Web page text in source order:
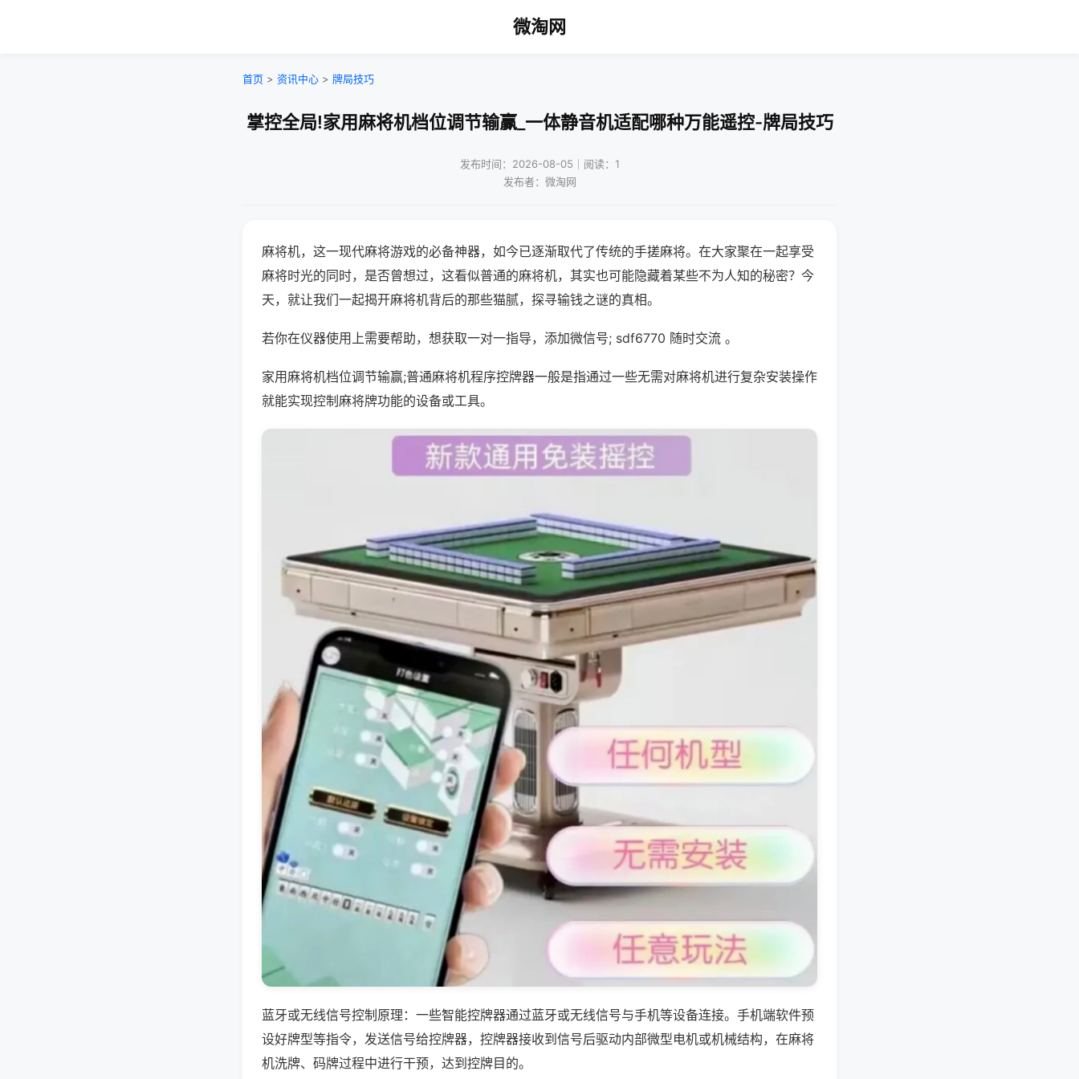
微淘网
首页 > 资讯中心 > 牌局技巧
掌控全局!家用麻将机档位调节输赢_一体静音机适配哪种万能遥控-牌局技巧
发布时间：2026-08-05｜阅读：1
发布者：微淘网
麻将机，这一现代麻将游戏的必备神器，如今已逐渐取代了传统的手搓麻将。在大家聚在一起享受
麻将时光的同时，是否曾想过，这看似普通的麻将机，其实也可能隐藏着某些不为人知的秘密？今
天，就让我们一起揭开麻将机背后的那些猫腻，探寻输钱之谜的真相。
若你在仪器使用上需要帮助，想获取一对一指导，添加微信号; sdf6770 随时交流 。
家用麻将机档位调节输赢;普通麻将机程序控牌器一般是指通过一些无需对麻将机进行复杂安装操作
就能实现控制麻将牌功能的设备或工具。
蓝牙或无线信号控制原理：一些智能控牌器通过蓝牙或无线信号与手机等设备连接。手机端软件预
设好牌型等指令，发送信号给控牌器，控牌器接收到信号后驱动内部微型电机或机械结构，在麻将
机洗牌、码牌过程中进行干预，达到控牌目的。